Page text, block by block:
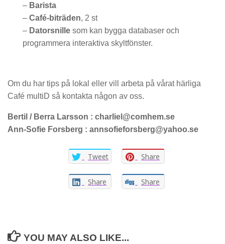
– Barista
– Café-biträden, 2 st
– Datorsnille som kan bygga databaser och
programmera interaktiva skyltfönster.
Om du har tips på lokal eller vill arbeta på vårat härliga
Café multiD så kontakta någon av oss.
Bertil / Berra Larsson : charliel@comhem.se
Ann-Sofie Forsberg : annsofieforsberg@yahoo.se
Tweet Share
Share Share
YOU MAY ALSO LIKE...